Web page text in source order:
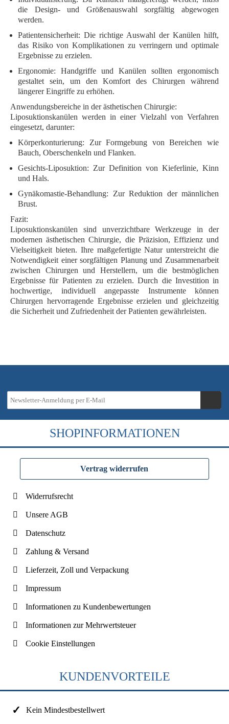
die Design- und Größenauswahl sorgfältig abgewogen
werden.
Patientensicherheit: Die richtige Auswahl der Kanülen hilft,
das Risiko von Komplikationen zu verringern und optimale
Ergebnisse zu erzielen.
Ergonomie: Handgriffe und Kanülen sollten ergonomisch
gestaltet sein, um den Komfort des Chirurgen während
längerer Eingriffe zu erhöhen.
Anwendungsbereiche in der ästhetischen Chirurgie:
Liposuktionskanülen werden in einer Vielzahl von Verfahren
eingesetzt, darunter:
Körperkonturierung: Zur Formgebung von Bereichen wie
Bauch, Oberschenkeln und Flanken.
Gesichts-Liposuktion: Zur Definition von Kieferlinie, Kinn
und Hals.
Gynäkomastie-Behandlung: Zur Reduktion der männlichen
Brust.
Fazit:
Liposuktionskanülen sind unverzichtbare Werkzeuge in der
modernen ästhetischen Chirurgie, die Präzision, Effizienz und
Vielseitigkeit bieten. Ihre maßgefertigte Natur unterstreicht die
Notwendigkeit einer sorgfältigen Planung und Zusammenarbeit
zwischen Chirurgen und Herstellern, um die bestmöglichen
Ergebnisse für Patienten zu erzielen. Durch die Investition in
hochwertige, individuell angepasste Instrumente können
Chirurgen hervorragende Ergebnisse erzielen und gleichzeitig
die Sicherheit und Zufriedenheit der Patienten gewährleisten.
SHOPINFORMATIONEN
Vertrag widerrufen
Widerrufsrecht
Unsere AGB
Datenschutz
Zahlung & Versand
Lieferzeit, Zoll und Verpackung
Impressum
Informationen zu Kundenbewertungen
Informationen zur Mehrwertsteuer
Cookie Einstellungen
KUNDENVORTEILE
Kein Mindestbestellwert